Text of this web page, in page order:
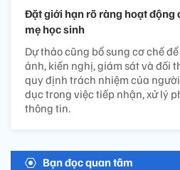
Đặt giới hạn rõ ràng hoạt động
mẹ học sinh
Dự thảo cũng bổ sung cơ chế
ánh, kiến nghị, giám sát và đối
quy định trách nhiệm của
dục trong việc tiếp nhận, xử lý
thông tin.
Bạn đọc quan tâm